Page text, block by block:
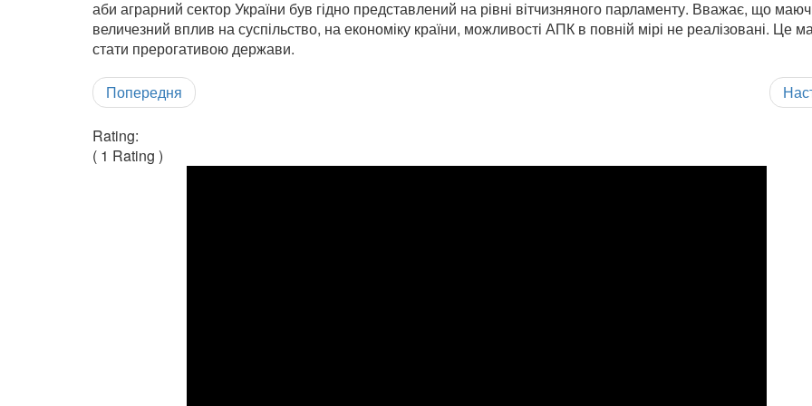
аби аграрний сектор України був гідно представлений на рівні вітчизняного парламенту. Вважає, що
величезний вплив на суспільство, на економіку країни, можливості АПК в повній мірі не реалізовані. Це
стати прерогативою держави.
Попередня
Rating:
( 1 Rating )